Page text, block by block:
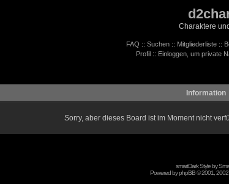
Charaktere
FAQ :: Suchen :: Mitgliederliste ::
Profil:: Einloggen, um private
Information
Sorry, aber dieses Board ist im Moment nicht
smartDark Style by
Powered byphpBB© 2001, 2002